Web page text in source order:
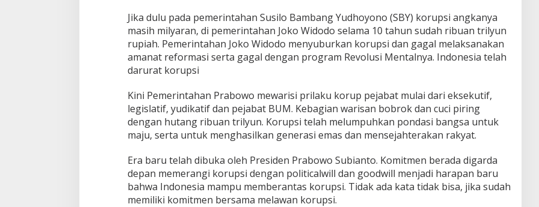
G
N
F
O
P
Y
E
L
E
N
G
A
N
Jika dulu pada pemerintahan Susilo Bambang Yudhoyono (SBY) korupsi angkanya
masih milyaran, di pemerintahan Joko Widodo selama 10 tahun sudah ribuan trilyun
rupiah. Pemerintahan Joko Widodo menyuburkan korupsi dan gagal melaksanakan
amanat reformasi serta gagal dengan program Revolusi Mentalnya. Indonesia telah
darurat korupsi
Kini Pemerintahan Prabowo mewarisi prilaku korup pejabat mulai dari eksekutif,
legislatif, yudikatif dan pejabat BUM. Kebagian warisan bobrok dan cuci piring
dengan hutang ribuan trilyun. Korupsi telah melumpuhkan pondasi bangsa untuk
maju, serta untuk menghasilkan generasi emas dan mensejahterakan rakyat.
Era baru telah dibuka oleh Presiden Prabowo Subianto. Komitmen berada digarda
depan memerangi korupsi dengan politicalwill dan goodwill menjadi harapan baru
bahwa Indonesia mampu memberantas korupsi. Tidak ada kata tidak bisa, jika sudah
memiliki komitmen bersama melawan korupsi.